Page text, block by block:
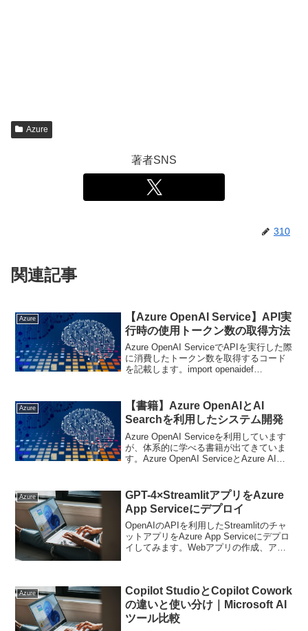
Azure
著者SNS
310
関連記事
Azure
【Azure OpenAI Service】API実
行時の使用トークン数の取得方法
Azure OpenAI ServiceでAPIを実行した際
に消費したトークン数を取得するコード
を記載します。import openaidef
Azure
【書籍】Azure OpenAIとAI
Searchを利用したシステム開発
Azure OpenAI Serviceを利用しています
が、体系的に学べる書籍が出てきていま
す。Azure OpenAI ServiceとAzure AI
購入し...
Azure
GPT-4×StreamlitアプリをAzure
App Serviceにデプロイ
OpenAIのAPIを利用したStreamlitのチャ
ットアプリをAzure App Serviceにデプロ
イしてみます。Webアプリの作成、アプ
Azure
Copilot StudioとCopilot Cowork
の違いと使い分け｜Microsoft AI
ツール比較